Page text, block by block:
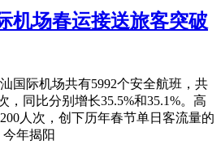
机场春运接送旅客突破
国际机场共有5992个安全航班，共
，同比分别增长35.5%和35.1%。高
人次，创下历年春节单日客流量的
年揭阳